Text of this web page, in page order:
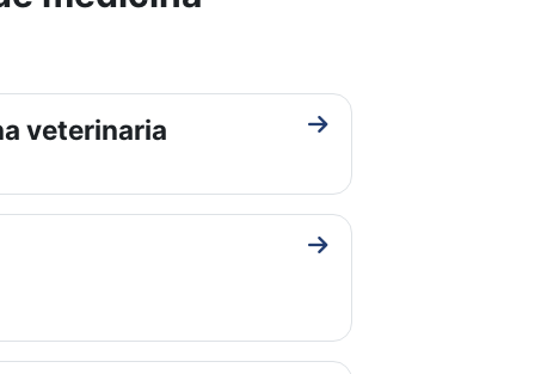
veterinaria Ir a sección Revista on
Ir a sección Introducción